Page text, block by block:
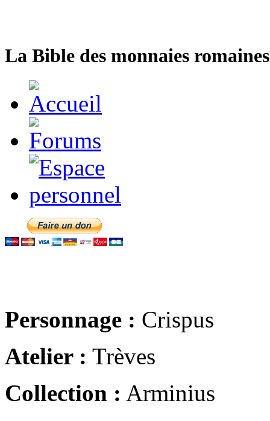
La Bible des monnaies
Personnage : Crispus
Atelier : Trèves
Collection : Arminius